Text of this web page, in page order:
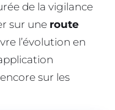
de la vigilance
sur une route
l’évolution en
sur les